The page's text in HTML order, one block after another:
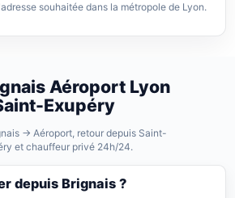
souhaitée dans la métropole de Lyon.
Aéroport Lyon
Exupéry
→ Aéroport, retour depuis Saint-
et chauffeur privé 24h/24.
depuis Brignais ?